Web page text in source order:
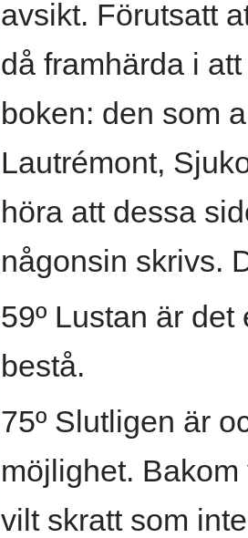
avsikt. Förutsatt
då framhärda i
boken: den som
Lautrémont,
höra att dessa
någonsin skrivs.
59º Lustan är
bestå.
75º Slutligen är
möjlighet.
vilt skratt som